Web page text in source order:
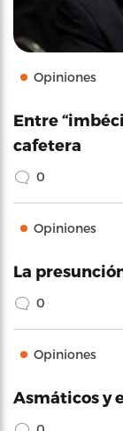
Opiniones
Entre
cafetera
0
Opiniones
La
0
Opiniones
Asmáticos y